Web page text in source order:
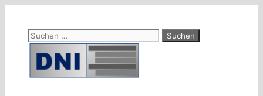
springenSuchen